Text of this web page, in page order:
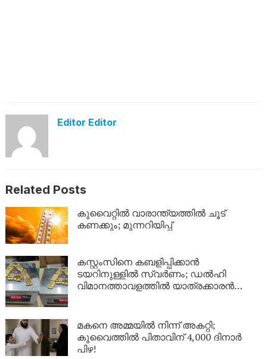
Editor Editor
Related Posts
കുവൈറ്റിൽ വാരാന്ത്യത്തിൽ ചൂട്
കണക്കും; മുന്നറിയിപ്പ്
കസ്റ്റംസിനെ കബളിപ്പിക്കാൻ
ടയറിനുള്ളിൽ സ്വർണം; ഡൽഹി
വിമാനത്താവളത്തിൽ യാത്രക്കാരൻ
മകനെ അമ്മയിൽ നിന്ന് അകറ്റി;
കുവൈത്തിൽ പിതാവിന് 4,000 ദിനാർ
പിഴ!